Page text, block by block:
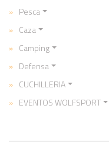
Pesca
Caza
Camping
Defensa
CUCHILLERIA
EVENTOS WOLFSPORT